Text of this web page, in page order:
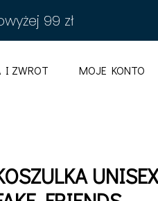
99 zł
I ZWROT MOJE KONTO